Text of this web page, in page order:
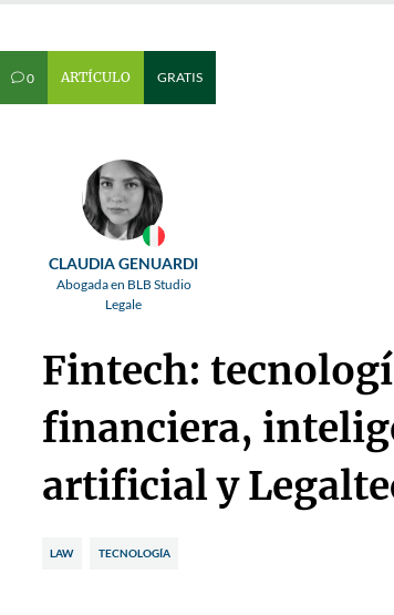
v0 ARTÍCULO GRATIS
CLAUDIA GENUARDI
Abogada en BLB Studio
Legale
Fintech:
financiera,
artificial y
LAW TECNOLOGÍA